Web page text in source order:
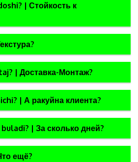
| Стойкость к
| Доставка-Монтаж?
| А ракуйна клиента?
| За сколько дней?
ещё?